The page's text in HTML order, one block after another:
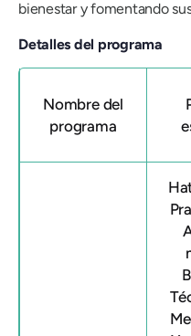
bienestar y fomentando
Detalles del programa
Nombre del
programa